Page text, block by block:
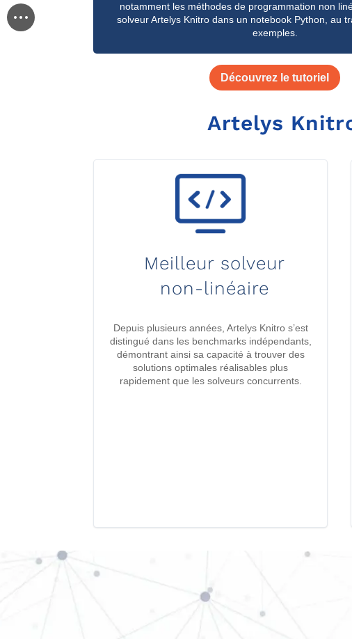
notamment les méthodes de programmation non
solveurArtelys Knitro dans un notebook Python, au
exemples.
Découvrez le tutoriel
Artelys
Meilleur solveur
non-linéaire
Depuis plusieurs années, Artelys Knitro s’est
distingué dans les benchmarks indépendants,
démontrant ainsi sa capacité à trouver des
solutions optimales réalisables plus
rapidement que les solveurs concurrents.